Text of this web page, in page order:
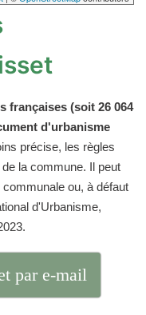
françaises (soit 26 064
d'urbanisme
précise, les règles
la commune. Il peut
ou, à défaut
d'Urbanisme,
par e-mail